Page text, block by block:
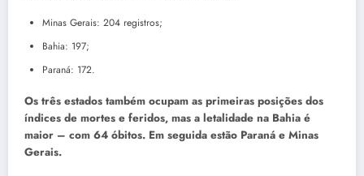
Minas Gerais: 204 registros;
Bahia: 197;
Paraná: 172.
Os três estados também ocupam as primeiras posições dos
índices de mortes e feridos, mas a letalidade na Bahia é
maior – com 64 óbitos. Em seguida estão Paraná e Minas
Gerais.